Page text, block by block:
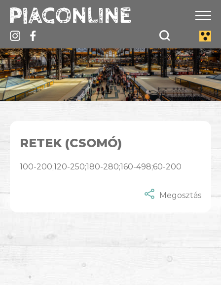
RETEK (CSOMÓ)
100-200;120-250;180-280;160-498;60-200
Megosztás